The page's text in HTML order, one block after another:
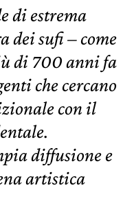
di estrema
dei sufi – come
di 700 anni fa
che cercano
con il
diffusione e
artistica